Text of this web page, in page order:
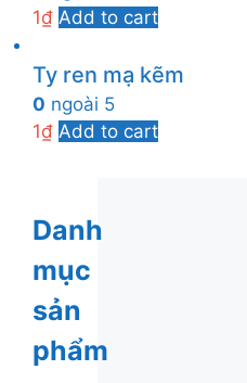
1₫ Add to cart
Ty ren mạ kẽm
0 ngoài 5
1₫ Add to cart
Danh
mục
sản
phẩm